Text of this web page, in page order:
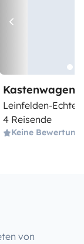
Kastenwagen
Leinfelden-
4 Reisende
Keine Bewertung
von